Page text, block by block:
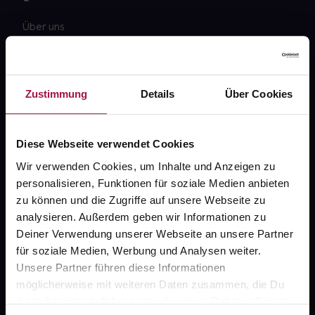
Zustimmung Details Über Cookies
Diese Webseite verwendet Cookies
Wir verwenden Cookies, um Inhalte und Anzeigen zu
personalisieren, Funktionen für soziale Medien anbieten
zu können und die Zugriffe auf unsere Webseite zu
analysieren. Außerdem geben wir Informationen zu
Deiner Verwendung unserer Webseite an unsere Partner
für soziale Medien, Werbung und Analysen weiter.
Unsere Partner führen diese Informationen
möglicherweise mit weiteren Daten zusammen, die Du
ihnen bereitgestellt hast oder die sie im Rahmen Deiner
Über uns
Newsletter
Sanitätshäuser
AGB
Impressum